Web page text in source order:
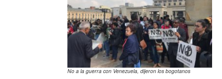
No a la guerra con Venezuela, dijeron los bogotanos